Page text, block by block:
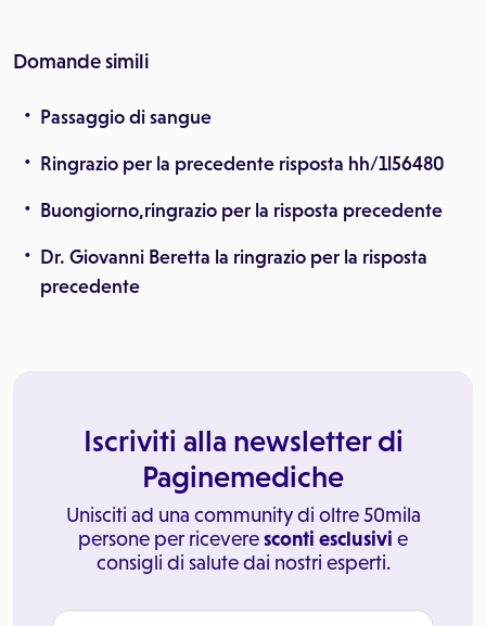
Domande simili
Passaggio di sangue
Ringrazio per la precedente risposta hh/1l56480
Buongiorno,ringrazio per la risposta precedente
Dr. Giovanni Beretta la ringrazio per la risposta
precedente
Iscriviti alla newsletter di
Paginemediche
Unisciti ad una community di oltre 50mila
persone per riceveresconti esclusivi e
consigli di salute dai nostri esperti.